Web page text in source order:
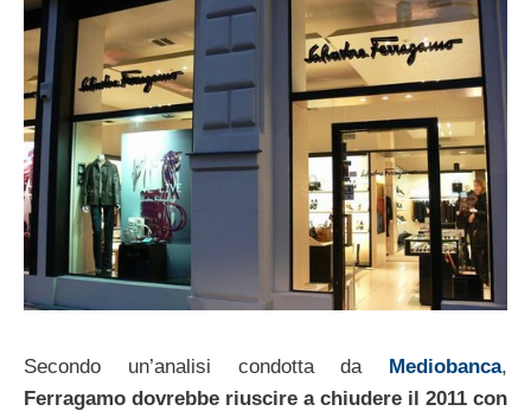
Secondo un’analisi condotta da Mediobanca,
Ferragamo dovrebbe riuscire a chiudere il 2011 con